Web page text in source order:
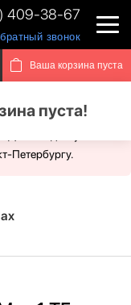
409-38-67
звонок
Ваша корзина пуста
пуста!
Вас доступен
Петербургу.